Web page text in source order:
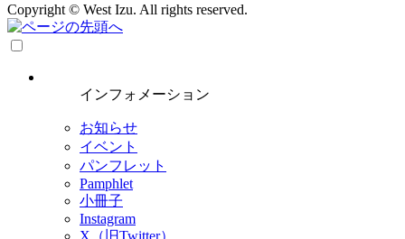
Copyright © West Izu. All rights reserved.
インフォメーション
お知らせ
イベント
パンフレット
Pamphlet
小冊子
Instagram
X（旧Twitter）